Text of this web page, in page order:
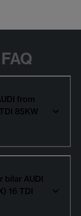
FAQ
from
85KW
bilar AUDI
16 TDI